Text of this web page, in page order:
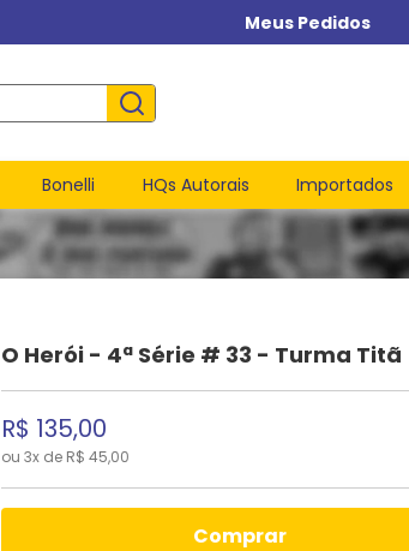
Meus Pedidos
Bonelli HQs Autorais Importados
O Herói - 4ª Série # 33 - Turma Titã
R$ 135,00
ou 3x de R$ 45,00
comprar